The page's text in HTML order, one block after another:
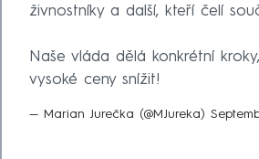
živnostníky a další, kteří čelí
Naše vláda dělá konkrétní
vysoké ceny snížit!
— Marian Jurečka (@MJureka)